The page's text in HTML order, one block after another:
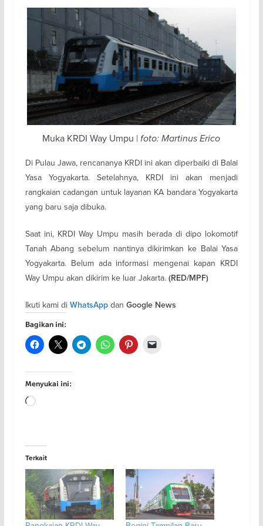
Muka KRDI Way Umpu |foto: Martinus Erico
Di Pulau Jawa, rencananya KRDI ini akan diperbaiki di Balai
Yasa Yogyakarta. Setelahnya, KRDI ini akan menjadi
rangkaian cadangan untuk layanan KA bandara Yogyakarta
yang baru saja dibuka.
Saat ini, KRDI Way Umpu masih berada di dipo lokomotif
Tanah Abang sebelum nantinya dikirimkan ke Balai Yasa
Yogyakarta. Belum ada informasi mengenai kapan KRDI
Way Umpu akan dikirim ke luar Jakarta. (RED/MPF)
Ikuti kami di WhatsAppdan Google News
Bagikan ini:
Menyukai ini:
Memuat...
Terkait